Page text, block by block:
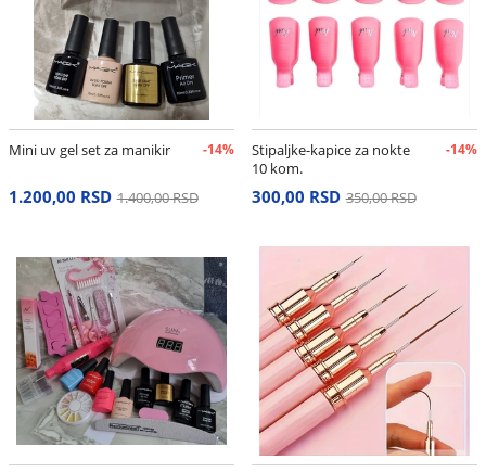
Mini uv gel set za manikir -14%
1.200,00 RSD 1.400,00 RSD
Stipaljke-kapice za nokte
10 kom.
-14%
300,00 RSD 350,00 RSD